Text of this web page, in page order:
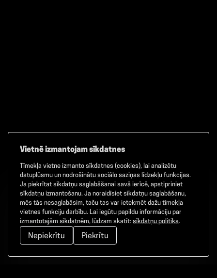
Facebook TikTok Instagram
©2026GAMMA. Visas tiesības aizsargātas.
Vietnē izmantojam sīkdatnes
Tīmekļa vietne izmanto sīkdatnes (cookies), lai analizētu
datuplūsmu un nodrošinātu sociālo saziņas līdzekļu funkcijas.
Ja piekrītat sīkdatņu saglabāšanai savā ierīcē, apstipriniet
sīkdatņu izmantošanu. Ja noraidīsiet sīkdatņu saglabāšanu,
mēs tās nesaglabāsim, taču tas var ietekmēt dažu tīmekļa
vietnes funkciju darbību. Lai iegūtu papildu informāciju par
izmantotajām sīkdatnēm, lūdzam skatīt: sīkdatņu politika.
Nepiekrītu Piekrītu